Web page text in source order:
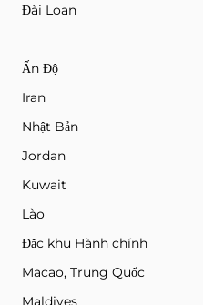
Đài Loan
Ấn Độ
Iran
Nhật Bản
Jordan
Kuwait
Lào
Đặc khu Hành chính
Macao, Trung Quốc
Maldives